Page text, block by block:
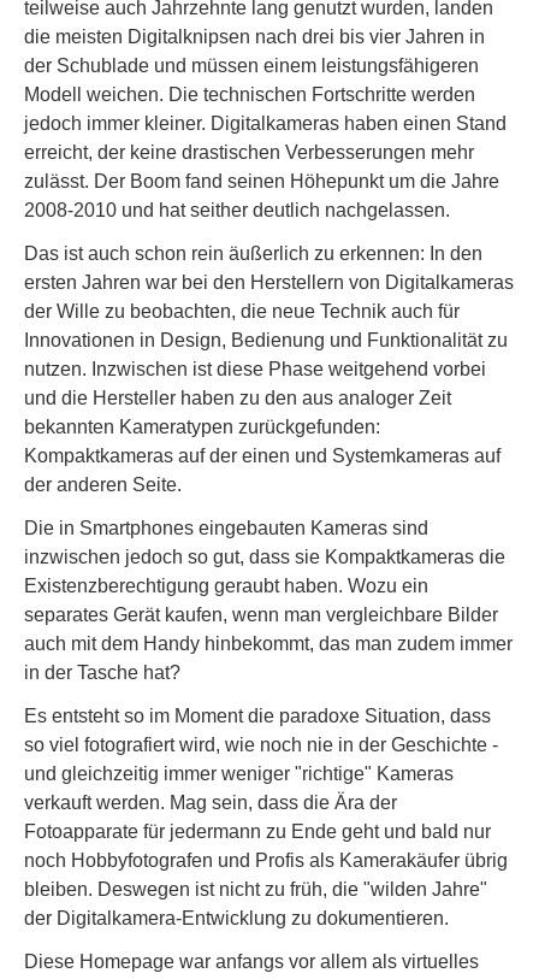
teilweise auch Jahrzehnte lang genutzt wurden, landen
die meisten Digitalknipsen nach drei bis vier Jahren in
der Schublade und müssen einem leistungsfähigeren
Modell weichen. Die technischen Fortschritte werden
jedoch immer kleiner. Digitalkameras haben einen Stand
erreicht, der keine drastischen Verbesserungen mehr
zulässt. Der Boom fand seinen Höhepunkt um die Jahre
2008-2010 und hat seither deutlich nachgelassen.
Das ist auch schon rein äußerlich zu erkennen: In den
ersten Jahren war bei den Herstellern von Digitalkameras
der Wille zu beobachten, die neue Technik auch für
Innovationen in Design, Bedienung und Funktionalität zu
nutzen. Inzwischen ist diese Phase weitgehend vorbei
und die Hersteller haben zu den aus analoger Zeit
bekannten Kameratypen zurückgefunden:
Kompaktkameras auf der einen und Systemkameras auf
der anderen Seite.
Die in Smartphones eingebauten Kameras sind
inzwischen jedoch so gut, dass sie Kompaktkameras die
Existenzberechtigung geraubt haben. Wozu ein
separates Gerät kaufen, wenn man vergleichbare Bilder
auch mit dem Handy hinbekommt, das man zudem immer
in der Tasche hat?
Es entsteht so im Moment die paradoxe Situation, dass
so viel fotografiert wird, wie noch nie in der Geschichte -
und gleichzeitig immer weniger "richtige" Kameras
verkauft werden. Mag sein, dass die Ära der
Fotoapparate für jedermann zu Ende geht und bald nur
noch Hobbyfotografen und Profis als Kamerakäufer übrig
bleiben. Deswegen ist nicht zu früh, die "wilden Jahre"
der Digitalkamera-Entwicklung zu dokumentieren.
Diese Homepage war anfangs vor allem als virtuelles